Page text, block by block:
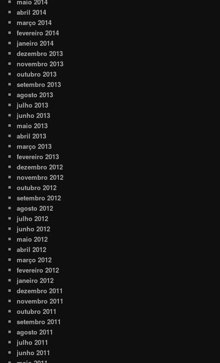
abril 2014
março 2014
fevereiro 2014
janeiro 2014
dezembro 2013
novembro 2013
outubro 2013
setembro 2013
agosto 2013
julho 2013
junho 2013
maio 2013
abril 2013
março 2013
fevereiro 2013
dezembro 2012
novembro 2012
outubro 2012
setembro 2012
agosto 2012
julho 2012
junho 2012
maio 2012
abril 2012
março 2012
fevereiro 2012
janeiro 2012
dezembro 2011
novembro 2011
outubro 2011
setembro 2011
agosto 2011
julho 2011
junho 2011